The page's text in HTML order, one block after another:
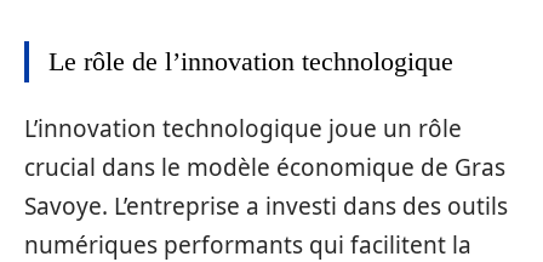
Le rôle de l’innovation technologique
L’innovation technologique joue un rôle
crucial dans le modèle économique de Gras
Savoye. L’entreprise a investi dans des outils
numériques performants qui facilitent la